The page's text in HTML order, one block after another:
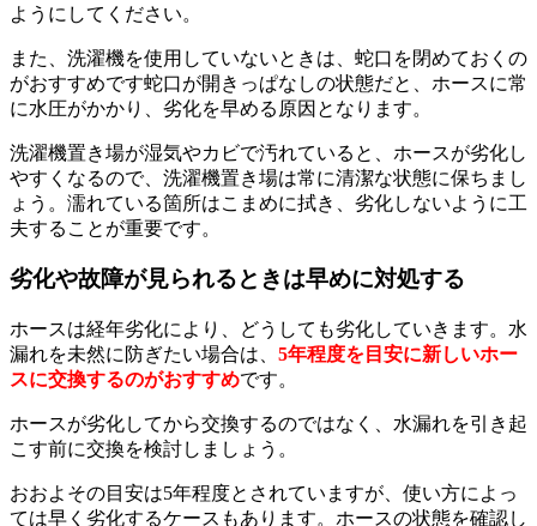
ようにしてください。
また、洗濯機を使用していないときは、蛇口を閉めておくの
がおすすめです蛇口が開きっぱなしの状態だと、ホースに常
に水圧がかかり、劣化を早める原因となります。
洗濯機置き場が湿気やカビで汚れていると、ホースが劣化し
やすくなるので、洗濯機置き場は常に清潔な状態に保ちまし
ょう。濡れている箇所はこまめに拭き、劣化しないように工
夫することが重要です。
劣化や故障が見られるときは早めに対処する
ホースは経年劣化により、どうしても劣化していきます。水
漏れを未然に防ぎたい場合は、 5年程度を目安に新しいホー
スに交換するのがおすすめです。
ホースが劣化してから交換するのではなく、水漏れを引き起
こす前に交換を検討しましょう。
おおよその目安は5年程度とされていますが、使い方によっ
ては早く劣化するケースもあります。ホースの状態を確認し